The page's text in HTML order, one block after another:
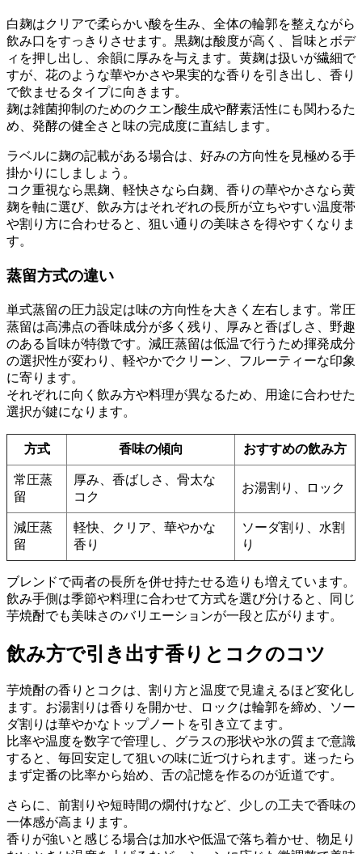
白麹はクリアで柔らかい酸を生み、全体の輪郭を整えながら
飲み口をすっきりさせます。黒麹は酸度が高く、旨味とボデ
ィを押し出し、余韻に厚みを与えます。黄麹は扱いが繊細で
すが、花のような華やかさや果実的な香りを引き出し、香り
で飲ませるタイプに向きます。
麹は雑菌抑制のためのクエン酸生成や酵素活性にも関わるた
め、発酵の健全さと味の完成度に直結します。
ラベルに麹の記載がある場合は、好みの方向性を見極める手
掛かりにしましょう。
コク重視なら黒麹、軽快さなら白麹、香りの華やかさなら黄
麹を軸に選び、飲み方はそれぞれの長所が立ちやすい温度帯
や割り方に合わせると、狙い通りの美味さを得やすくなりま
す。
蒸留方式の違い
単式蒸留の圧力設定は味の方向性を大きく左右します。常圧
蒸留は高沸点の香味成分が多く残り、厚みと香ばしさ、野趣
のある旨味が特徴です。減圧蒸留は低温で行うため揮発成分
の選択性が変わり、軽やかでクリーン、フルーティーな印象
に寄ります。
それぞれに向く飲み方や料理が異なるため、用途に合わせた
選択が鍵になります。
方式 香味の傾向 おすすめの飲み方
常圧蒸
留
厚み、香ばしさ、骨太な
コク
お湯割り、ロック
減圧蒸
留
軽快、クリア、華やかな
香り
ソーダ割り、水割
り
ブレンドで両者の長所を併せ持たせる造りも増えています。
飲み手側は季節や料理に合わせて方式を選び分けると、同じ
芋焼酎でも美味さのバリエーションが一段と広がります。
飲み方で引き出す香りとコクのコツ
芋焼酎の香りとコクは、割り方と温度で見違えるほど変化し
ます。お湯割りは香りを開かせ、ロックは輪郭を締め、ソー
ダ割りは華やかなトップノートを引き立てます。
比率や温度を数字で管理し、グラスの形状や氷の質まで意識
すると、毎回安定して狙いの味に近づけられます。迷ったら
まず定番の比率から始め、舌の記憶を作るのが近道です。
さらに、前割りや短時間の燗付けなど、少しの工夫で香味の
一体感が高まります。
香りが強いと感じる場合は加水や低温で落ち着かせ、物足り